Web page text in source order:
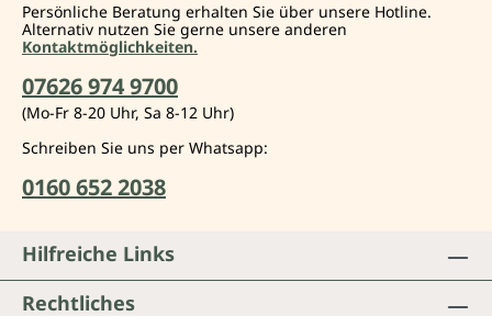
Persönliche Beratung erhalten Sie über unsere Hotline.
Alternativ nutzen Sie gerne unsere anderen
Kontaktmöglichkeiten.
07626 974 9700
(Mo-Fr 8-20 Uhr, Sa 8-12 Uhr)
Schreiben Sie uns per Whatsapp:
0160 652 2038
Hilfreiche Links
Rechtliches